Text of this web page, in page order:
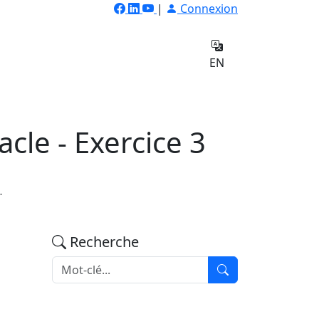
|
Connexion
EN
- Exercice 3
Recherche